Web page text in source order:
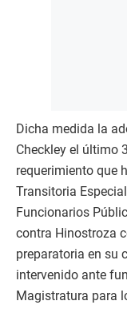
Dicha medida la
Checkley el último
requerimiento que
Transitoria
Funcionarios
contra Hinostroza
preparatoria en su
intervenido ante
Magistratura para